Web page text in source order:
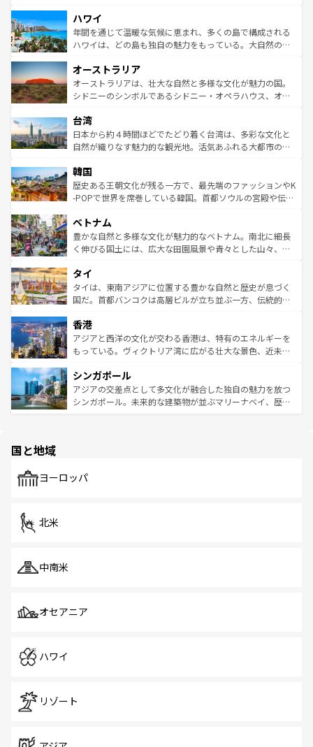
ば市内交通費無料で観光を楽しむこともできる。 なお、新
着のスイス情報はコンテンツ一覧 を参照してほしい。
のような巨大都市は、観光、ショッピング、エンターテイ
ンメントが詰まった刺激的なスポットだ。一方、アメリカ
西部には大自然が広がり、グランドキャニオンやイエロー
部のニューオーリンズでは、音楽と美食が融合した独特の
文化が魅力。旅行者はアメリカの各地域で異なる魅力を楽
しみながら、その多様性と豊かな歴史を感じることができ
ならではの贅沢な旅のスタイルだ。 なお、新着のアメリカ
情報はコンテンツ一覧を参照してほしい。
ハワイ
年間を通じて温暖な気候に恵まれ、多くの島で構成される
ハワイは、どの島も独自の魅力をもっている。大自然の神
ワイ島は見逃せない。また、定番の観光地といえばオアフ
島だが、静かな自然を求めるならマウイ島やカウアイ島が
おすすめ。エメラルドグリーンに輝く海をはじめ、豊かな
れるおもてなしの心で訪れる人々を迎えてくれるハワイの
人々、おいしいローカルフードやハワイアンミュージッ
ク、伝統的なフラダンスなど、すべてがハワイの魅力を彩
ワイを、存分に味わってほしい。 なお、新着のハワイ情報
はコンテンツ一覧を参照してほしい。
オーストラリア
オーストラリアは、壮大な自然と多様な文化が魅力の国。
シドニーのシンボルであるシドニー・オペラハウス、オー
リアリーフや大陸中央部にそびえるウルル（エアーズロッ
ク）、タスマニアの美しい原生林やケアンズの熱帯雨林な
ど、見どころがたくさん。また、カフェやワイン、オージ
いる。アクティビティも充実しており、サーフィンやダイ
ビング、ハイキングなど、アウトドア好きにはたまらな
い。オーストラリアの多彩な魅力を存分に味わいつくそ
参照してほしい。
台湾
日本から約４時間ほどでたどり着く台湾は、多彩な文化と
自然が織りなす魅力的な観光地。活気あふれる大都市の台
ン）、静ひつな山岳地帯である台湾東部など、都市の喧騒
と山間の静けさが共存しており、訪れる人に新しい発見と
驚きをもたらしてくれる。また、奥深い台湾の食文化も魅
容にもいいと評判のスイーツなど、バラエティ豊かな料理
が味わえる。 なお、新着の台湾情報は コンテンツ一覧を参
照してほしい。
韓国
歴史ある王朝文化が残る一方で、最先端のファッションやK
-POPで世界を席巻している韓国。首都ソウルの宮殿や伝統
き、地方に足を延ばせば四季折々の自然美を楽しむことが
できる。そして、キムチや焼肉、絶品のストリートフード
まで、さまざまな韓国料理が待っている。夜には、韓国な
リティに包まれながら、韓国の多彩な魅力を心ゆくまで味
わってみてほしい。 なお、新着の韓国情報はコンテンツ一
覧を参照してほしい。
ベトナム
豊かな自然と多様な文化が魅力的なベトナム。南北に細長
く伸びる国土には、広大な田園風景や青々とした山々、世
急速な発展と共に伝統が息づく。ハノイの古い町並みやホ
ーチミン市のフランス統治時代の建物も、独特の雰囲気を
醸し出している。また、バラエティの豊かさとおいしさで
とつ。フォーやバインミー、ベトナムコーヒーなどは、ぜ
ひ現地で味わいたい。どの地域を訪れてもあたたかい人々
が旅行者を迎えてくれるので、きっと忘れられない旅にな
参照してほしい。
タイ
タイは、東南アジアに位置する豊かな自然と歴史が息づく
国だ。首都バンコクは高層ビルが立ち並ぶ一方、伝統的な
の活気が交差している。北部ではチェンマイなどの山岳地
帯で自然と触れ合い、南部ではプーケットやクラビの美し
いビーチでリゾート気分を楽しむことができる。タイ料理
激する。気候は一年中温暖で、どの季節にも異なる楽しみ
が待っている。親しみやすいタイの人々、仏教を中心とし
た文化、そして多様な観光資源が、訪れる旅人を魅了し続
香港
アジアと西洋の文化が交わる香港は、特有のエネルギーを
もっている。ヴィクトリア湾に広がる壮大な景色、近未来
み、どこを訪れても感動するはず。観光スポットが密集し
ており、効率よく見どころを回れるのも魅力。息をのむよ
うな絶景から文化的な体験まで、香港を存分に楽しみ尽く
シンガポール
アジアの交差点として多文化が融合した独自の魅力を放つ
シンガポール。未来的な建築物が並ぶマリーナベイ、歴史
で、ホーカーズは地元の風情を楽しめる外せないスポット
国と地域
ヨーロッパ
北米
中南米
オセアニア
ハワイ
リゾート